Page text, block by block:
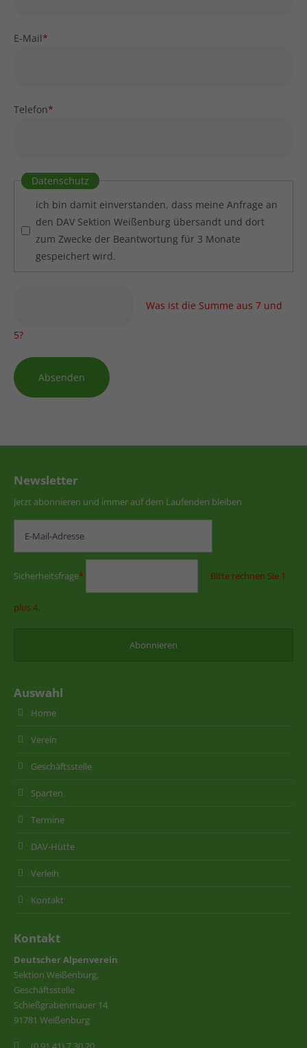
E-Mail*
Telefon*
Datenschutz
ich bin damit einverstanden, dass meine Anfrage an
den DAV Sektion Weißenburg übersandt und dort
zum Zwecke der Beantwortung für 3 Monate
gespeichert wird.
Was ist die Summe aus 7 und
5?
Absenden
Newsletter
Jetzt abonnieren und immer auf dem Laufenden bleiben
Sicherheitsfrage* Bitte rechnen Sie 1
plus 4.
Auswahl
Home
Verein
Geschäftsstelle
Sparten
Termine
DAV-Hütte
Verleih
Kontakt
Kontakt
Deutscher Alpenverein
Sektion Weißenburg,
Geschäftsstelle
Schießgrabenmauer 14
91781 Weißenburg